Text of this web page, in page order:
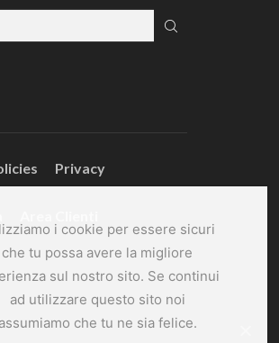
i cookie per essere sicuri
che tu possa avere la migliore
sul nostro sito. Se continui
ad utilizzare questo sito noi
assumiamo che tu ne sia felice.
Privacy